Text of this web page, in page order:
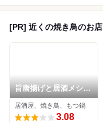
[PR] 近くの焼き鳥のお店
旨唐揚げと居酒メシ
ミライザカ 京橋OBP
ツイン21－1F店
居酒屋、焼き鳥、もつ鍋
3.08